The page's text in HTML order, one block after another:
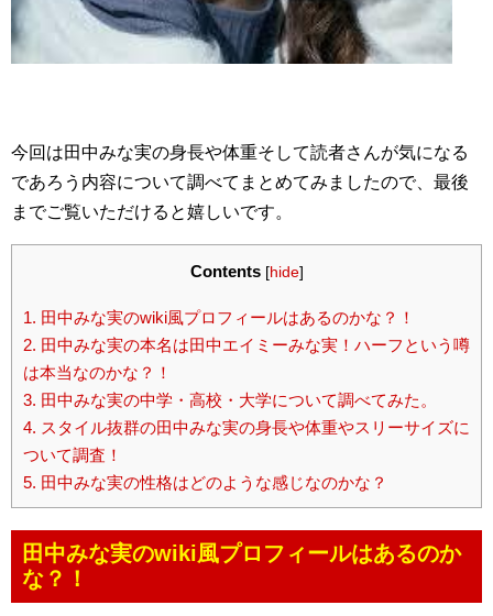
今回は田中みな実の身長や体重そして読者さんが気になる
であろう内容について調べてまとめてみましたので、最後
までご覧いただけると嬉しいです。
Contents [hide]
1. 田中みな実のwiki風プロフィールはあるのかな？！
2. 田中みな実の本名は田中エイミーみな実！ハーフという噂
は本当なのかな？！
3. 田中みな実の中学・高校・大学について調べてみた。
4. スタイル抜群の田中みな実の身長や体重やスリーサイズに
ついて調査！
5. 田中みな実の性格はどのような感じなのかな？
田中みな実のwiki風プロフィールはあるのか
な？！